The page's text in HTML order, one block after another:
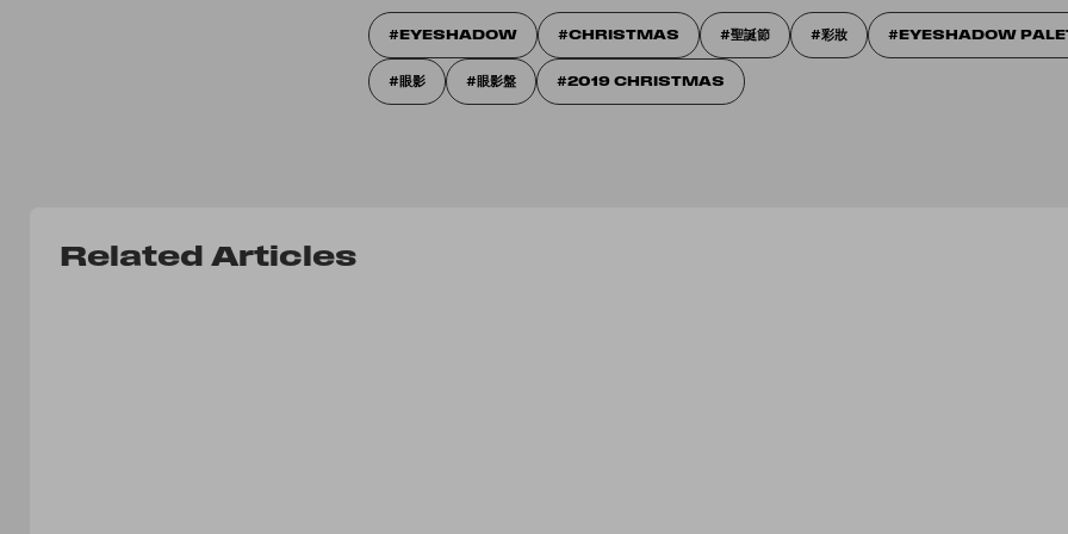
EYESHADOW CHRISTMAS 聖誕節 彩妝 EYESHADOW
眼影 眼影盤 2019 CHRISTMAS
Related Articles